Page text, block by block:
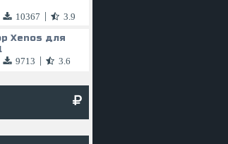
10367 3.9
Xenos для
9713 3.6